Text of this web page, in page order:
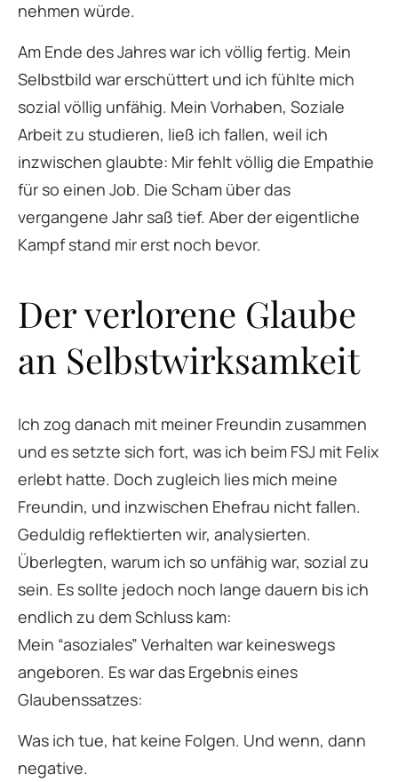
nehmen würde.
Am Ende des Jahres war ich völlig fertig. Mein
Selbstbild war erschüttert und ich fühlte mich
sozial völlig unfähig. Mein Vorhaben, Soziale
Arbeit zu studieren, ließ ich fallen, weil ich
inzwischen glaubte: Mir fehlt völlig die Empathie
für so einen Job. Die Scham über das
vergangene Jahr saß tief. Aber der eigentliche
Kampf stand mir erst noch bevor.
Der verlorene Glaube
an Selbstwirksamkeit
Ich zog danach mit meiner Freundin zusammen
und es setzte sich fort, was ich beim FSJ mit Felix
erlebt hatte. Doch zugleich lies mich meine
Freundin, und inzwischen Ehefrau nicht fallen.
Geduldig reflektierten wir, analysierten.
Überlegten, warum ich so unfähig war, sozial zu
sein. Es sollte jedoch noch lange dauern bis ich
endlich zu dem Schluss kam:
Mein “asoziales” Verhalten war keineswegs
angeboren. Es war das Ergebnis eines
Glaubenssatzes:
Was ich tue, hat keine Folgen. Und wenn, dann
negative.